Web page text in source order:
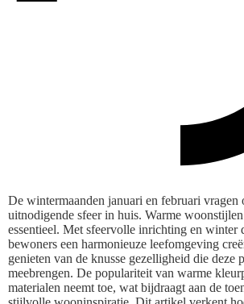
De wintermaanden januari en februari vragen
uitnodigende sfeer in huis. Warme
essentieel. Met sfeervolle inrichting en winter
bewoners een harmonieuze leefomgeving
genieten van de knusse gezelligheid die deze
meebrengen. De populariteit van warme
materialen neemt toe, wat bijdraagt aan de